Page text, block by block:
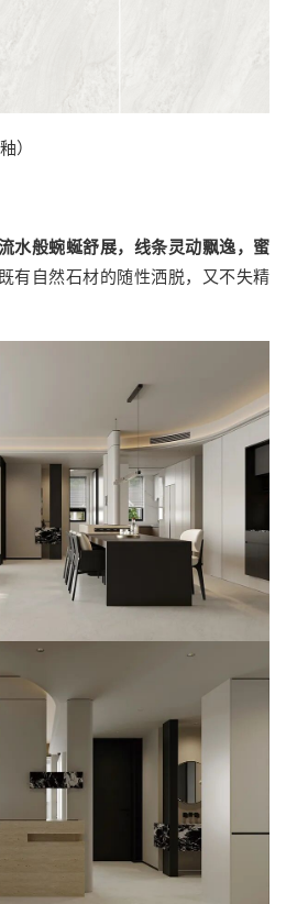
）
水般蜿蜒舒展，线条灵动飘逸，蜜
既有自然石材的随性洒脱，又不失精